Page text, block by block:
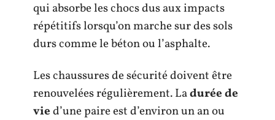
qui absorbe les chocs dus aux impacts
répétitifs lorsqu’on marche sur des sols
durs comme le béton ou l’asphalte.
Les chaussures de sécurité doivent être
renouvelées régulièrement. Ladurée de
vied’une paire est d’environ un an ou